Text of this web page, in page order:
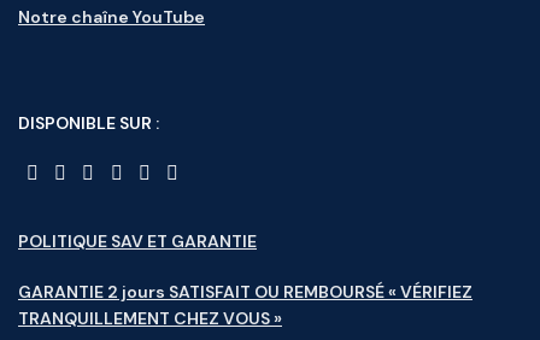
Notre chaîne YouTube
DISPONIBLE SUR :
POLITIQUE SAV ET GARANTIE
GARANTIE 2 jours SATISFAIT OU REMBOURSÉ « VÉRIFIEZ
TRANQUILLEMENT CHEZ VOUS »